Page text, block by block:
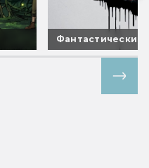
Фантастические